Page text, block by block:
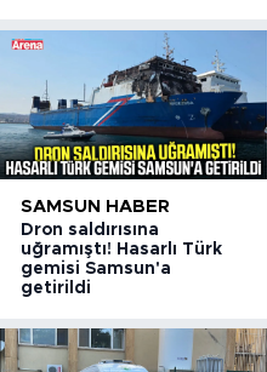
SAMSUN HABER
Dron saldırısına
uğramıştı! Hasarlı Türk
gemisi Samsun'a
getirildi